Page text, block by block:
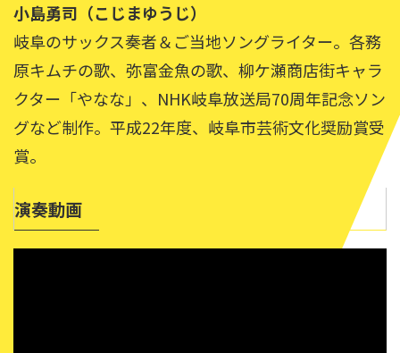
小島勇司（こじまゆうじ）
岐阜のサックス奏者＆ご当地ソングライター。各務
原キムチの歌、弥富金魚の歌、柳ケ瀬商店街キャラ
クター「やなな」、NHK岐阜放送局70周年記念ソン
グなど制作。平成22年度、岐阜市芸術文化奨励賞受
賞。
演奏動画